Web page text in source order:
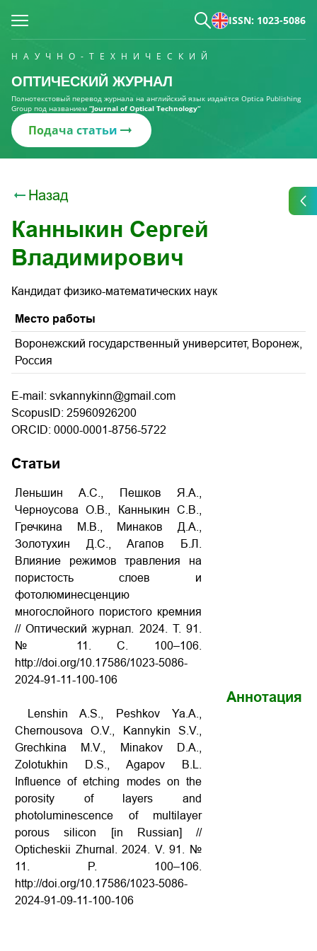
ISSN: 1023-5086
НАУЧНО-ТЕХНИЧЕСКИЙ
ОПТИЧЕСКИЙ ЖУРНАЛ
Полнотекстовый перевод журнала на английский язык издаётся Optica Publishing
Group под названием “Journal of Optical Technology“
Подача статьи
Назад
Канныкин Сергей
Владимирович
Кандидат физико-математических наук
Место работы
Воронежский государственный университет, Воронеж,
Россия
E-mail: svkannykinn@gmail.com
ScopusID: 25960926200
ORCID: 0000-0001-8756-5722
Статьи
Леньшин А.С., Пешков Я.А.,
Черноусова О.В., Канныкин С.В.,
Гречкина М.В., Минаков Д.А.,
Золотухин Д.С., Агапов Б.Л.
Влияние режимов травления на
пористость слоев и
фотолюминесценцию
многослойного пористого кремния
// Оптический журнал. 2024. Т. 91.
№ 11. С. 100–106.
http://doi.org/10.17586/1023-5086-
2024-91-11-100-106
Lenshin A.S., Peshkov Ya.A.,
Chernousova O.V., Kannykin S.V.,
Grechkina M.V., Minakov D.A.,
Zolotukhin D.S., Agapov B.L.
Influence of etching modes on the
porosity of layers and
photoluminescence of multilayer
porous silicon [in Russian] //
Opticheskii Zhurnal. 2024. V. 91. №
11. P. 100–106.
http://doi.org/10.17586/1023-5086-
2024-91-09-11-100-106
Аннотация